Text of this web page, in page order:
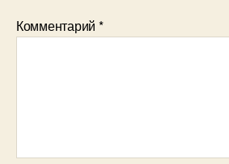
Комментарий *